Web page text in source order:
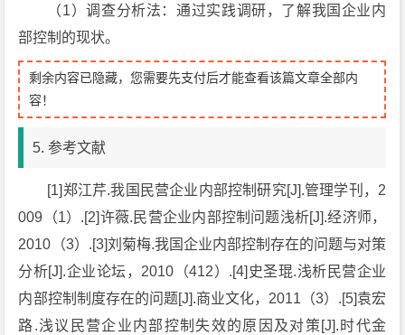
（1）调查分析法：通过实践调研，了解我国企业内
部控制的现状。
剩余内容已隐藏，您需要先支付后才能查看该篇文章全部内
容！
5. 参考文献
[1]郑江芹.我国民营企业内部控制研究[J].管理学刊，2
009（1）.[2]许薇.民营企业内部控制问题浅析[J].经济师，
2010（3）.[3]刘菊梅.我国企业内部控制存在的问题与对策
分析[J].企业论坛，2010（412）.[4]史圣琨.浅析民营企业
内部控制制度存在的问题[J].商业文化，2011（3）.[5]袁宏
路.浅议民营企业内部控制失效的原因及对策[J].时代金